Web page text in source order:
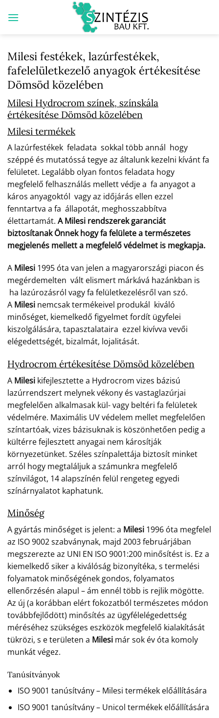
Milesi festékek, lazúrfestékek,
fafelelületkezelő anyagok értékesítése
Dömsöd közelében
Milesi Hydrocrom színek, színskála
értékesítése Dömsöd közelében
Milesi termékek
A lazúrfestékek feladata sokkal több annál hogy
széppé és mutatóssá tegye az általunk kezelni kívánt fa
felületet. Legalább olyan fontos feladata hogy
megfelelő felhasználás mellett védje a fa anyagot a
káros anyagoktól vagy az időjárás ellen ezzel
fenntartva a fa állapotát, meghosszabbítva
élettartamát. A Milesi rendszerek garanciát
biztosítanak Önnek hogy fa felülete a természetes
megjelenés mellett a megfelelő védelmet is megkapja.
A Milesi 1995 óta van jelen a magyarországi piacon és
megérdemelten vált elismert márkává hazánkban is
ha lazúrozásról vagy fa felületkezelésről van szó.
A Milesi nemcsak termékeivel produkál kiváló
minőséget, kiemelkedő figyelmet fordít ügyfelei
kiszolgálására, tapasztalataira ezzel kivívva vevői
elégedettségét, bizalmát, lojalitását.
Hydrocrom értékesítése Dömsöd közelében
A Milesi kifejlesztette a Hydrocrom vizes bázisú
lazúrrendszert melynek vékony és vastaglazúrjai
megfelelően alkalmasak kül- vagy beltéri fa felületek
védelmére. Maximális UV védelem mellet megfelelően
színtartóak, vizes bázisuknak is köszönhetően pedig a
kültérre fejlesztett anyagai nem károsítják
környezetünket. Széles színpalettája biztosít minket
arról hogy megtaláljuk a számunkra megfelelő
színvilágot, 14 alapszínén felül rengeteg egyedi
színárnyalatot kaphatunk.
Minőség
A gyártás minőséget is jelent: a Milesi 1996 óta megfelel
az ISO 9002 szabványnak, majd 2003 februárjában
megszerezte az UNI EN ISO 9001:200 minősítést is. Ez a
kiemelkedő siker a kiválóság bizonyítéka, s termelési
folyamatok minőségének gondos, folyamatos
ellenőrzésén alapul – ám ennél több is rejlik mögötte.
Az új (a korábban elért fokozatból természetes módon
továbbfejlődött) minősítés az ügyfélelégedettség
méréséhez szükséges eszközök megfelelő kialakítását
tükrözi, s e területen a Milesi már sok év óta komoly
munkát végez.
Tanúsítványok
ISO 9001 tanúsítvány – Milesi termékek előállítására
ISO 9001 tanúsítvány – Unicol termékek előállítására